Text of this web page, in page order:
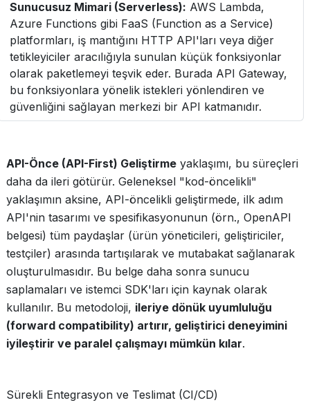
Sunucusuz Mimari (Serverless): AWS Lambda,
Azure Functions gibi FaaS (Function as a Service)
platformları, iş mantığını HTTP API'ları veya diğer
tetikleyiciler aracılığıyla sunulan küçük fonksiyonlar
olarak paketlemeyi teşvik eder. Burada API Gateway,
bu fonksiyonlara yönelik istekleri yönlendiren ve
güvenliğini sağlayan merkezi bir API katmanıdır.
API-Önce (API-First) Geliştirme yaklaşımı, bu süreçleri
daha da ileri götürür. Geleneksel "kod-öncelikli"
yaklaşımın aksine, API-öncelikli geliştirmede, ilk adım
API'nin tasarımı ve spesifikasyonunun (örn., OpenAPI
belgesi) tüm paydaşlar (ürün yöneticileri, geliştiriciler,
testçiler) arasında tartışılarak ve mutabakat sağlanarak
oluşturulmasıdır. Bu belge daha sonra sunucu
saplamaları ve istemci SDK'ları için kaynak olarak
kullanılır. Bu metodoloji, ileriye dönük uyumluluğu
(forward compatibility) artırır, geliştirici deneyimini
iyileştirir ve paralel çalışmayı mümkün kılar.
Sürekli Entegrasyon ve Teslimat (CI/CD)